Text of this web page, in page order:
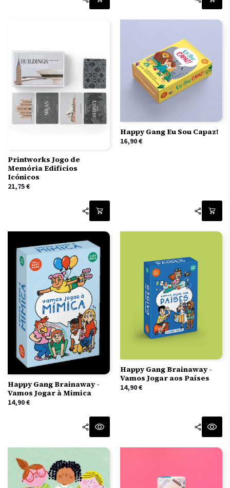
Printworks Jogo de
Memória Edifícios
Icónicos
21,75€
Happy Gang Eu Sou Capaz!
16,90€
Happy Gang Brainaway -
Vamos Jogar à Mimica
14,90€
Happy Gang Brainaway -
Vamos Jogar aos Países
14,90€